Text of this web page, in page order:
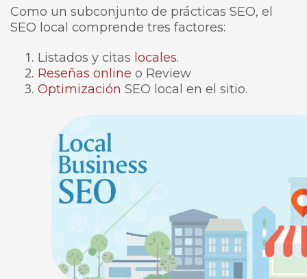
Como un subconjunto de prácticas SEO, el
SEO local comprende tres factores:
Listados y citas locales.
Reseñas online o Review
Optimización SEO local en el sitio.